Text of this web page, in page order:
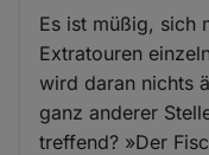
Es ist müßig, sich
Extratouren
wird daran nichts
ganz anderer
treffend? »Der